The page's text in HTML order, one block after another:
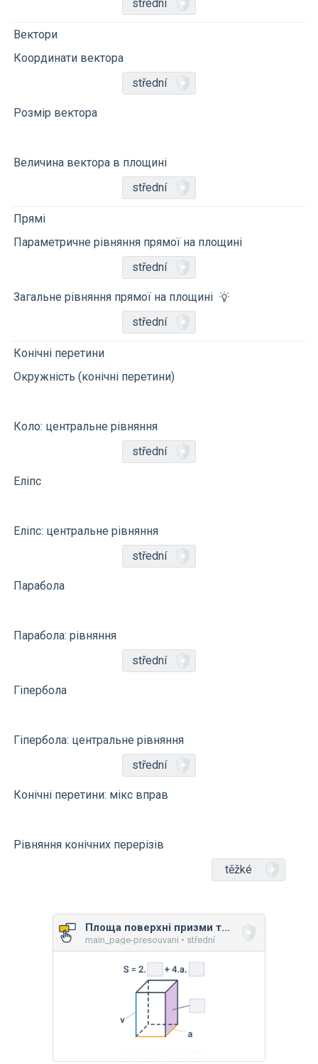
střední
Вектори
Координати вектора
střední
Розмір вектора
Величина вектора в площині
střední
Прямі
Параметричне рівняння прямої на площині
střední
Загальне рівняння прямої на площині
střední
Конічні перетини
Окружність (конічні перетини)
Коло: центральне рівняння
střední
Еліпс
Еліпс: центральне рівняння
střední
Парабола
Парабола: рівняння
střední
Гіпербола
Гіпербола: центральне рівняння
střední
Конічні перетини: мікс вправ
Рівняння конічних перерізів
těžké
Площа поверхні призми та піраміди
main_page-presouvani • střední